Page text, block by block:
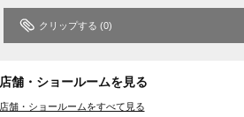
クリップする (0)
店舗・ショールームを見る
店舗・ショールームをすべて見る